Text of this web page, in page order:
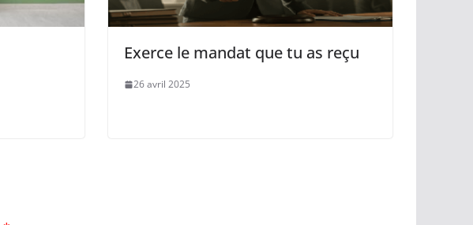
Exerce le mandat que tu as reçu
26 avril 2025